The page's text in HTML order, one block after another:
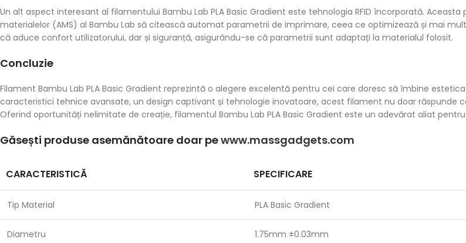
Un alt aspect interesant al filamentului Bambu Lab PLA Basic Gradient este tehnologia RFID încorporată.
materialelor (AMS) al Bambu Lab să citească automat parametrii de imprimare, ceea ce optimizează și mai
că aduce confort utilizatorului, dar și siguranță, asigurându-se că parametrii sunt adaptați la materialul folosit.
Concluzie
Filament Bambu Lab PLA Basic Gradient reprezintă o alegere excelentă pentru cei care doresc să îmbine
caracteristici tehnice avansate, un design captivant și tehnologie inovatoare, acest filament nu doar răspunde
Oferind oportunități nelimitate de creație, filamentul Bambu Lab PLA Basic Gradient este un adevărat aliat
Găsești produse asemănătoare doar pewww.massgadgets.com
CARACTERISTICĂ SPECIFICARE
Tip Material PLA Basic Gradient
Diametru 1.75mm ±0.03mm